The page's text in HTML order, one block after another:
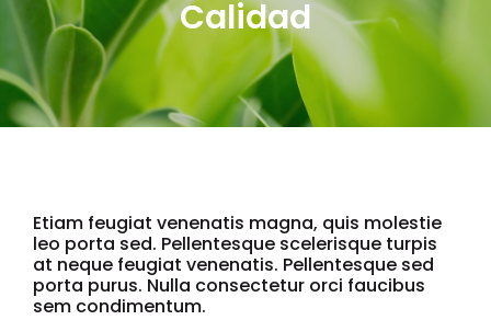
Calidad
Etiam feugiat venenatis magna, quis molestie
leo porta sed. Pellentesque scelerisque turpis
at neque feugiat venenatis. Pellentesque sed
porta purus. Nulla consectetur orci faucibus
sem condimentum.